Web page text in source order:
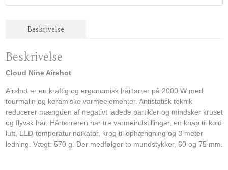
Beskrivelse
Beskrivelse
Cloud Nine Airshot
Airshot er en kraftig og ergonomisk hårtørrer på 2000 W med
tourmalin og keramiske varmeelementer. Antistatisk teknik
reducerer mængden af negativt ladede partikler og mindsker kruset
og flyvsk hår. Hårtørreren har tre varmeindstillinger, en knap til kold
luft, LED-temperaturindikator, krog til ophængning og 3 meter
ledning. Vægt: 570 g. Der medfølger to mundstykker, 60 og 75 mm.